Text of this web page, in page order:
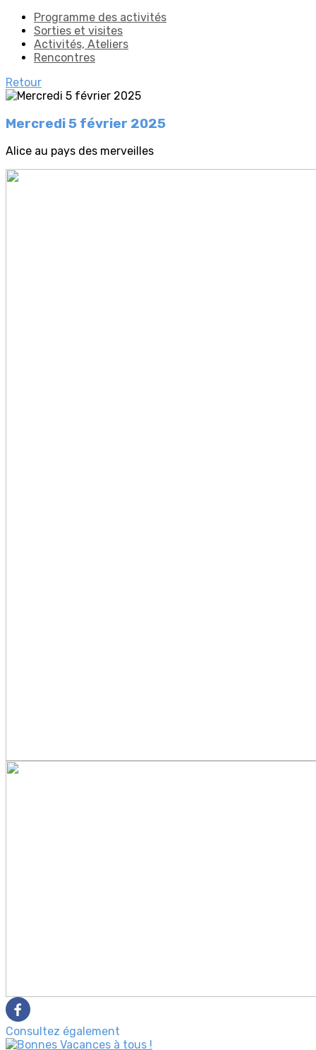
Programme des activités
Sorties et visites
Activités, Ateliers
Rencontres
Retour
Mercredi 5 février 2025
Alice au pays des merveilles
Consultez également